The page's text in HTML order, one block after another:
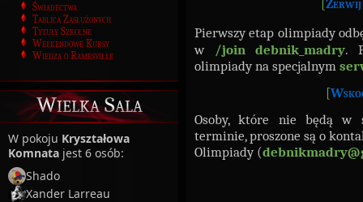
Świadectwa
Tablica Zasłużonych
Tytuły Szkolne
Weekendowe Kursy
Wiedza o Ramesville
Wielka Sala
W pokoju Kryształowa
Komnata jest 6 osób:
Shado
Xander Larreau
Pierwszy etap olimpiady
w
/join debnik_madry.
olimpiady na specjalnym
[
Osoby, które nie będą w
terminie, proszone są o
Olimpiady (